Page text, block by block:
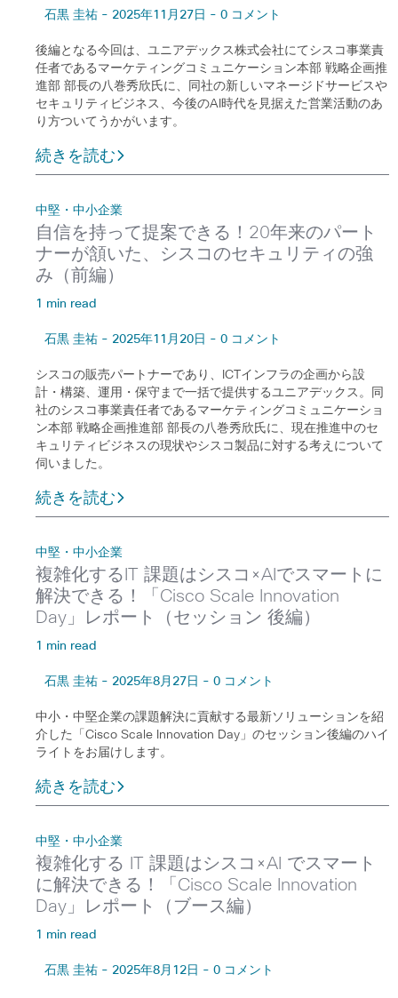
石黒 圭祐 - 2025年11月27日 - 0 コメント
後編となる今回は、ユニアデックス株式会社にてシスコ事業責
任者であるマーケティングコミュニケーション本部 戦略企画推
進部 部長の八巻秀欣氏に、同社の新しいマネージドサービスや
セキュリティビジネス、今後のAI時代を見据えた営業活動のあ
り方ついてうかがいます。
続きを読む
中堅・中小企業
自信を持って提案できる！20年来のパート
ナーが頷いた、シスコのセキュリティの強
み（前編）
1 min read
石黒 圭祐 - 2025年11月20日 - 0 コメント
シスコの販売パートナーであり、ICTインフラの企画から設
計・構築、運用・保守まで一括で提供するユニアデックス。同
社のシスコ事業責任者であるマーケティングコミュニケーショ
ン本部 戦略企画推進部 部長の八巻秀欣氏に、現在推進中のセ
キュリティビジネスの現状やシスコ製品に対する考えについて
伺いました。
続きを読む
中堅・中小企業
複雑化するIT 課題はシスコ×AIでスマートに
解決できる！「Cisco Scale Innovation
Day」レポート（セッション 後編）
1 min read
石黒 圭祐 - 2025年8月27日 - 0 コメント
中小・中堅企業の課題解決に貢献する最新ソリューションを紹
介した「Cisco Scale Innovation Day」のセッション後編のハイ
ライトをお届けします。
続きを読む
中堅・中小企業
複雑化する IT 課題はシスコ×AI でスマート
に解決できる！「Cisco Scale Innovation
Day」レポート（ブース編）
1 min read
石黒 圭祐 - 2025年8月12日 - 0 コメント